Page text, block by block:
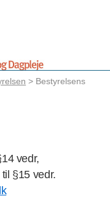
> Bestyrelsens
vedr,
§15 vedr.